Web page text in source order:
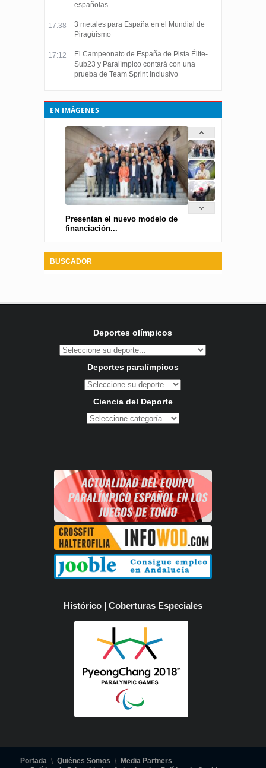
españolas
17:38
3 metales para España en el Mundial de
Piragüismo
17:12
El Campeonato de España de Pista Élite-
Sub23 y Paralímpico contará con una
prueba de Team Sprint Inclusivo
EN IMÁGENES
Presentan el nuevo modelo de
financiación...
BUSCADOR
Deportes olímpicos
Deportes paralímpicos
Ciencia del Deporte
Histórico | Coberturas Especiales
Portada Quiénes Somos
Media Partners